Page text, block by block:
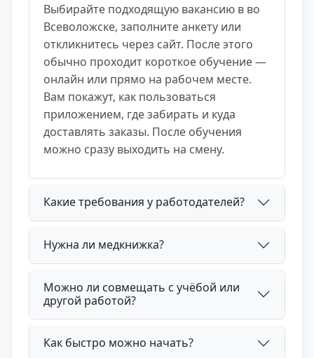
Выбирайте подходящую вакансию в во
Всеволожске, заполните анкету или
откликнитесь через сайт. После этого
обычно проходит короткое обучение —
онлайн или прямо на рабочем месте.
Вам покажут, как пользоваться
приложением, где забирать и куда
доставлять заказы. После обучения
можно сразу выходить на смену.
Какие требования у работодателей?
Нужна ли медкнижка?
Можно ли совмещать с учёбой или
другой работой?
Как быстро можно начать?